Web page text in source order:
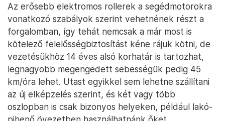
Az erősebb elektromos rollerek a segédmotorokra
vonatkozó szabályok szerint vehetnének részt a
forgalomban, így tehát nemcsak a már most is
kötelező felelősségbiztosítást kéne rájuk kötni, de
vezetésükhöz 14 éves alsó korhatár is tartozhat,
legnagyobb megengedett sebességük pedig 45
km/óra lehet. Utast egyikkel sem lehetne szállítani
az új elképzelés szerint, és két vagy több
oszlopban is csak bizonyos helyeken, például lakó-